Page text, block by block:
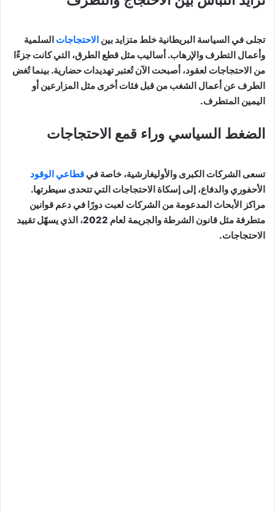
تجلى في السياسة البريطانية خلط متزايد بين الاحتجاجات السلمية
وأعمال التطرف والإرهاب. أساليب مثل قطع الطرق، التي كانت جزءًا
من الاحتجاجات لعقود، أصبحت الآن تُعتبر تهديدات حضارية. بينما تُغض
الطرف عن أعمال الشغب من قبل فئات أخرى مثل المزارعين أو
اليمين المتطرف.
الضغط السياسي وراء قمع الاحتجاجات
تسعى الشركات الكبرى والأوليغارشية، خاصة في قطاعي الوقود
الأحفوري والدفاع، إلى إسكاة الاحتجاجات التي تتحدى سيطرتها.
مراكز الأبحاث المدعومة من الشركات لعبت دورًا في دعم قوانين
متطرفة مثل قانون الشرطة والجريمة لعام 2022، الذي يسهّل تقييد
الاحتجاجات.